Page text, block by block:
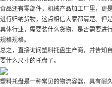
食品还有零部件，机械产品加工厂里，更
进行归纳货物，这点相信大家都清楚。但
具体行业，需要装什么货物，是否需要进
规格规格。
总之，直接询问塑料托盘生产商，并告知
要什么尺寸的托盘了。
塑料托盘是一种常见的物流容器，具有耐